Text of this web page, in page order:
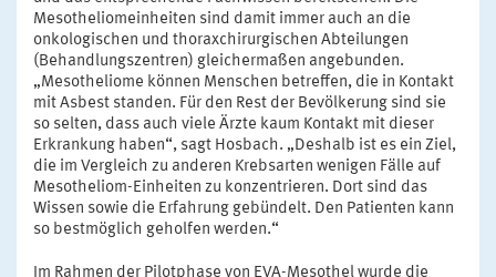
Mesotheliomeinheiten sind damit immer auch an die
onkologischen und thoraxchirurgischen Abteilungen
(Behandlungszentren) gleichermaßen angebunden.
„Mesotheliome können Menschen betreffen, die in Kontakt
mit Asbest standen. Für den Rest der Bevölkerung sind sie
so selten, dass auch viele Ärzte kaum Kontakt mit dieser
Erkrankung haben“, sagt Hosbach. „Deshalb ist es ein Ziel,
die im Vergleich zu anderen Krebsarten wenigen Fälle auf
Mesotheliom-Einheiten zu konzentrieren. Dort sind das
Wissen sowie die Erfahrung gebündelt. Den Patienten kann
so bestmöglich geholfen werden.“
Im Rahmen der Pilotphase von EVA-Mesothel wurde die